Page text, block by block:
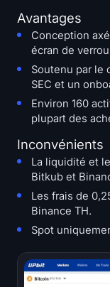
Avantages
Conception
écran de
Soutenu par le
SEC et un
Environ 160
plupart des
Inconvénients
La liquidité et
Bitkub et
Les frais de
Binance TH.
Spot